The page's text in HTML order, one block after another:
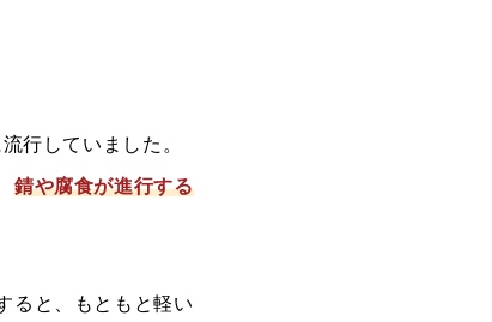
行していました。
錆や腐食が進行する
ると、もともと軽い